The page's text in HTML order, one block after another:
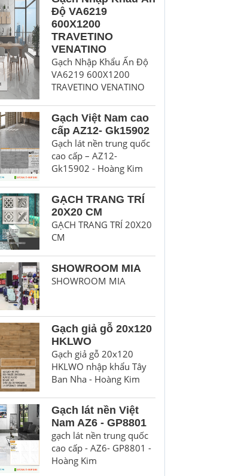
Độ VA6219
600X1200
TRAVETINO
VENATINO
Gạch Nhập Khẩu Ấn Độ
VA6219 600X1200
TRAVETINO VENATINO
Gạch Việt Nam cao
cấp AZ12- Gk15902
Gạch lát nền trung quốc
cao cấp – AZ12-
Gk15902 - Hoàng Kim
GẠCH TRANG TRÍ
20X20 CM
GẠCH TRANG TRÍ 20X20
CM
SHOWROOM MIA
SHOWROOM MIA
Gạch giả gỗ 20x120
HKLWO
Gạch giả gỗ 20x120
HKLWO nhập khẩu Tây
Ban Nha - Hoàng Kim
Gạch lát nền Việt
Nam AZ6 - GP8801
gạch lát nền trung quốc
cao cấp - AZ6- GP8801 -
Hoàng Kim